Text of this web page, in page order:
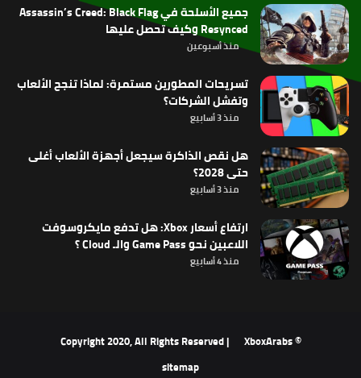
جميع الأسلحة في Assassin’s Creed: Black Flag
Resynced وكيف تحصل عليها
منذ أسبوعين
تسريحات المطورين مستمرة: لماذا تنجح الألعاب
وتفشل الشركات؟
منذ 3 أسابيع
هل نقص الذاكرة سيجعل أجهزة الألعاب أغلى
حتى 2028؟
منذ 3 أسابيع
ارتفاع أسعار Xbox: هل تدفع مايكروسوفت
اللاعبين نحو Game Pass والـ Cloud ؟
منذ 4 أسابيع
© Copyright 2020, All Rights Reserved |
XboxArabs
sitemap